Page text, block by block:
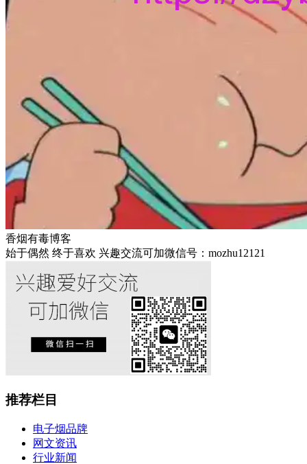
香烟有毒博客
始于偶然 终于喜欢 兴趣交流可加微信号：mozhu12121
推荐栏目
电子烟品牌
网文资讯
行业新闻